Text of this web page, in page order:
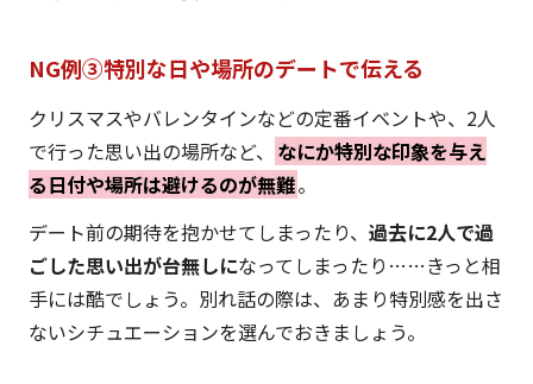
NG例③特別な日や場所のデートで伝える
クリスマスやバレンタインなどの定番イベントや、2人
で行った思い出の場所など、 なにか特別な印象を与え
る日付や場所は避けるのが無難。
デート前の期待を抱かせてしまったり、 過去に2人で過
ごした思い出が台無しになってしまったり……きっと相
手には酷でしょう。別れ話の際は、あまり特別感を出さ
ないシチュエーションを選んでおきましょう。